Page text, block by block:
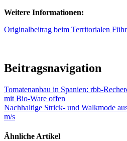
Weitere Informationen:
Originalbeitrag beim Territorialen
Beitragsnavigation
Tomatenanbau in Spanien: rbb-
mit Bio-Ware offen
Nachhaltige Strick- und Walkmode
m/s
Ähnliche Artikel